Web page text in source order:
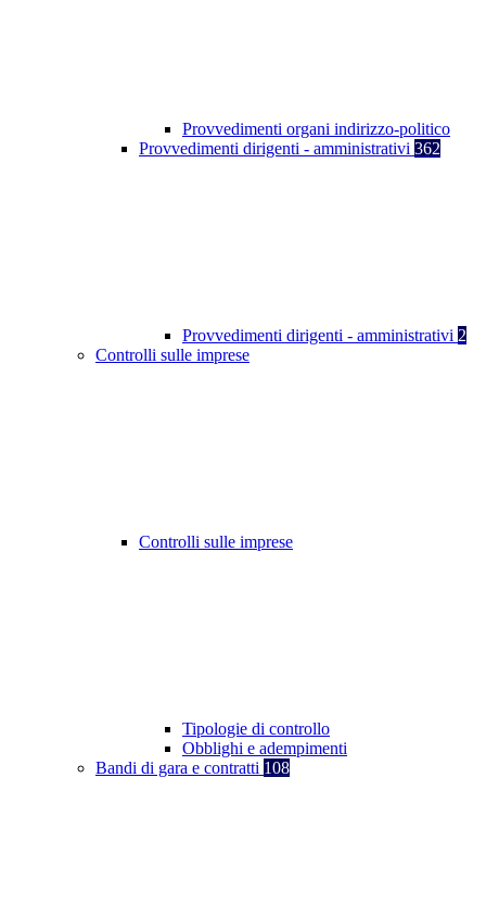
Provvedimenti organi indirizzo-politico
Provvedimenti dirigenti - amministrativi 362
Provvedimenti dirigenti - amministrativi 2
Controlli sulle imprese
Controlli sulle imprese
Tipologie di controllo
Obblighi e adempimenti
Bandi di gara e contratti 108